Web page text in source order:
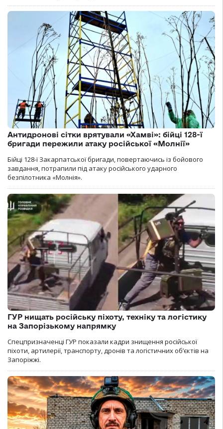
Антидронові сітки врятували «Хамві»: бійці 128-ї
бригади пережили атаку російської «Молнії»
Бійці 128-ї Закарпатської бригади, повертаючись із бойового
завдання, потрапили під атаку російського ударного
безпілотника «Молнія».
ГУР нищать російську піхоту, техніку та логістику
на Запорізькому напрямку
Спецпризначенці ГУР показали кадри знищення російської
піхоти, артилерії, транспорту, дронів та логістичних об’єктів на
Запоріжжі.